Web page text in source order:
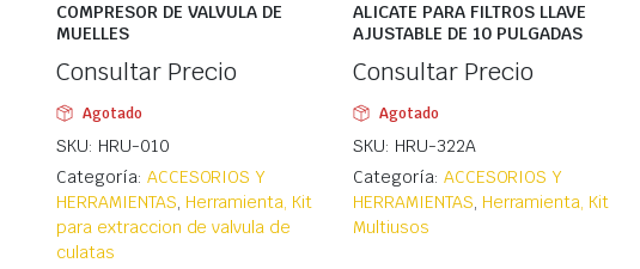
COMPRESOR DE VALVULA DE
MUELLES
Consultar Precio
Agotado
SKU: HRU-010
Categoría: ACCESORIOS Y
HERRAMIENTAS, Herramienta, Kit
para extraccion de valvula de
culatas
ALICATE PARA FILTROS LLAVE
AJUSTABLE DE 10 PULGADAS
Consultar Precio
Agotado
SKU: HRU-322A
Categoría: ACCESORIOS Y
HERRAMIENTAS, Herramienta, Kit
Multiusos